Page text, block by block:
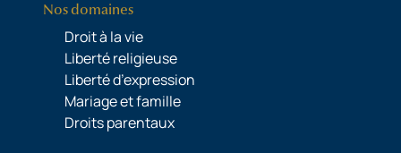
Nos domaines
Droit à la vie
Liberté religieuse
Liberté d’expression
Mariage et famille
Droits parentaux